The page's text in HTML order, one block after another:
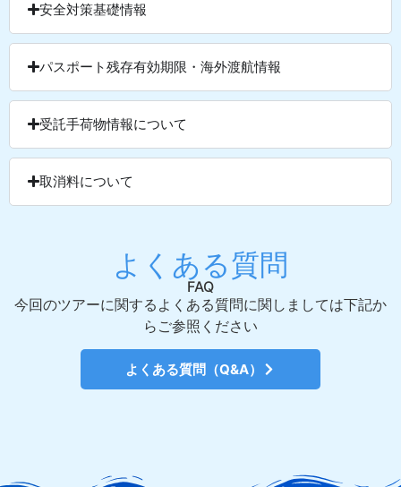
安全対策基礎情報
パスポート残存有効期限・海外渡航情報
受託手荷物情報について
取消料について
よくある質問
FAQ
今回のツアーに関するよくある質問に関しましては下記か
らご参照ください
よくある質問（Q&A）